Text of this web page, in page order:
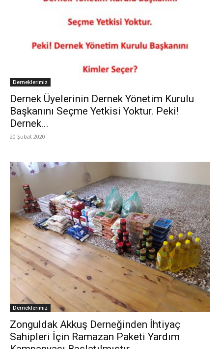
Derneklerimiz
Dernek Üyelerinin Dernek Yönetim Kurulu
Başkanını Seçme Yetkisi Yoktur. Peki!
Dernek...
20 Şubat 2020
Derneklerimiz
‎Zonguldak Akkuş Derneğinden İhtiyaç
Sahipleri İçin Ramazan Paketi Yardım